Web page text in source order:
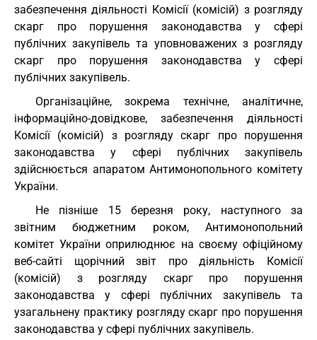
забезпечення діяльності Комісії (комісій) з розгляду
скарг про порушення законодавства у сфері
публічних закупівель та уповноважених з розгляду
скарг про порушення законодавства у сфері
публічних закупівель.
Організаційне, зокрема технічне, аналітичне,
інформаційно-довідкове, забезпечення діяльності
Комісії (комісій) з розгляду скарг про порушення
законодавства у сфері публічних закупівель
здійснюється апаратом Антимонопольного комітету
України.
Не пізніше 15 березня року, наступного за
звітним бюджетним роком, Антимонопольний
комітет України оприлюднює на своєму офіційному
веб-сайті щорічний звіт про діяльність Комісії
(комісій) з розгляду скарг про порушення
законодавства у сфері публічних закупівель та
узагальнену практику розгляду скарг про порушення
законодавства у сфері публічних закупівель.